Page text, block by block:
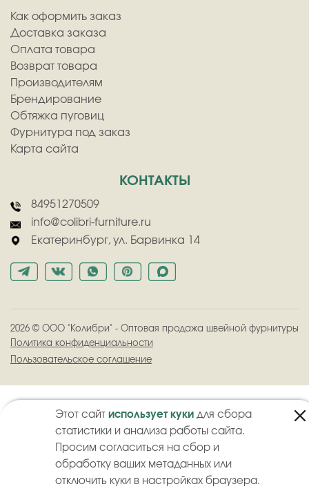
Этот сайт использует куки для сбора
статистики и анализа работы сайта.
Просим согласиться на сбор и
обработку ваших метаданных или
отключить куки в настройках браузера.
Как оформить заказ
Доставка заказа
Оплата товара
Возврат товара
Производителям
Брендирование
Обтяжка пуговиц
Фурнитура под заказ
Карта сайта
КОНТАКТЫ
84951270509
info@colibri-furniture.ru
Екатеринбург, ул. Барвинка 14
2026 © ООО "Колибри" - Оптовая продажа швейной фурнитуры
Политика конфиденциальности
Пользовательское соглашение